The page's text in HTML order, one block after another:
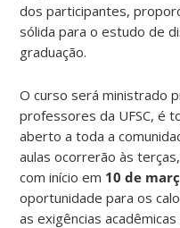
dos participantes,
sólida para o estudo de
graduação.
O curso será ministrado
professores da UFSC, é
aberto a toda a
aulas ocorrerão às
com início em 10 de
oportunidade para os
as exigências